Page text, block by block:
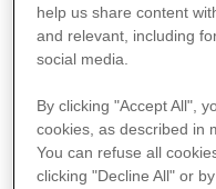
eller mineraltilskud.
at tage før en
muligvis ikke
2. Lindring af
hjælp af kost
help us share content
and relevant, including
social media.
By clicking "Accept All",
cookies, as described in
You can refuse all
clicking "Decline All" or